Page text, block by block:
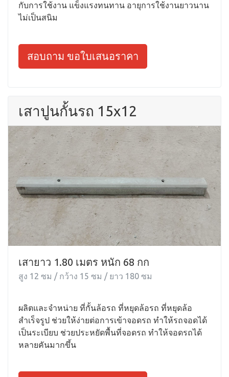
กับการใช้งาน แข็งแรงทนทาน อายุการใช้งานยาวนาน
ไม่เป็นสนิม
สอบถาม ขอใบเสนอราคา
เสาปูนกั้นรถ 15x12
เสายาว 1.80 เมตร หนัก 68 กก
สูง 12 ซม / กว้าง 15 ซม / ยาว 180 ซม
ผลิตและจำหน่าย ที่กั้นล้อรถ ที่หยุดล้อรถ ที่หยุดล้อ
สำเร็จรูป ช่วยให้ง่ายต่อการเข้าจอดรถ ทำให้รถจอดได้
เป็นระเบียบ ช่วยประหยัดพื้นที่จอดรถ ทำให้จอดรถได้
หลายคันมากขึ้น